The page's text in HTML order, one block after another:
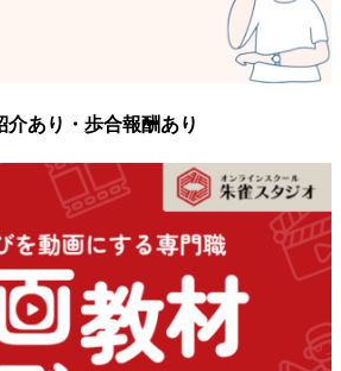
あり・歩合報酬あり